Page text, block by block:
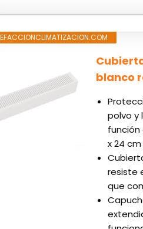
blanco
polvo y
función
x 24
resiste
que